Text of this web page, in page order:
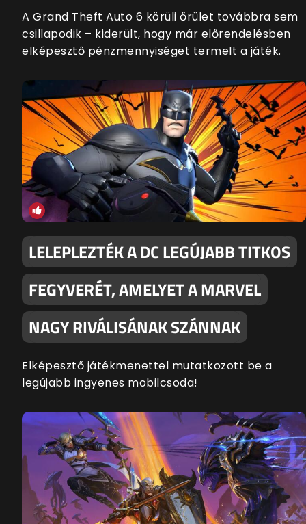
A Grand Theft Auto 6 körüli őrület továbbra sem
csillapodik – kiderült, hogy már előrendelésben
elképesztő pénzmennyiséget termelt a játék.
LELEPLEZTÉK A DC LEGÚJABB TITKOS
FEGYVERÉT, AMELYET A MARVEL
NAGY RIVÁLISÁNAK SZÁNNAK
Elképesztő játékmenettel mutatkozott be a
legújabb ingyenes mobilcsoda!